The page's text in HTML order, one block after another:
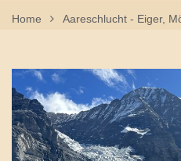
Home
Aareschlucht - Eiger,